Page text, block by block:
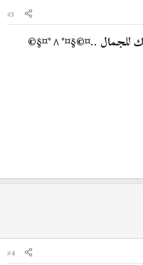
#3
للجمال ..¤©§¤°^°¤§©
#4